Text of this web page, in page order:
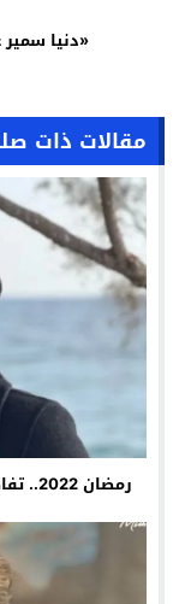
«دنيا
مقالات ذات
رمضان 2022.. تفاصيل مسلسل ابن النادي لـ محمد هنيدي